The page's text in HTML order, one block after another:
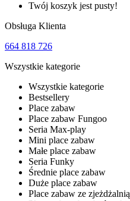
Twój koszyk jest pusty!
Obsługa Klienta
664 818 726
Wszystkie kategorie
Wszystkie kategorie
Bestsellery
Place zabaw
Place zabaw Fungoo
Seria Max-play
Mini place zabaw
Małe place zabaw
Seria Funky
Średnie place zabaw
Duże place zabaw
Place zabaw ze zjeżdżalnią